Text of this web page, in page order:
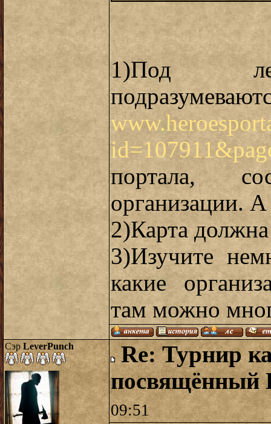
1)Под
портала,
организации.
2)Карта
3)Изучите
какие
там можно
Сэр LeverPunch
Re: Турнир
09:51